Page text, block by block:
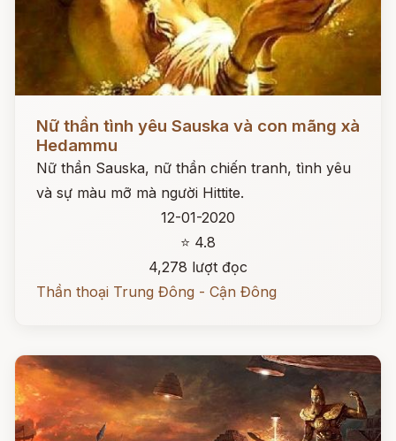
Nữ thần tình yêu Sauska và con mãng xà
Hedammu
Nữ thần Sauska, nữ thần chiến tranh, tình yêu
và sự màu mỡ mà người Hittite.
12-01-2020
⭐ 4.8
4,278 lượt đọc
Thần thoại Trung Đông - Cận Đông